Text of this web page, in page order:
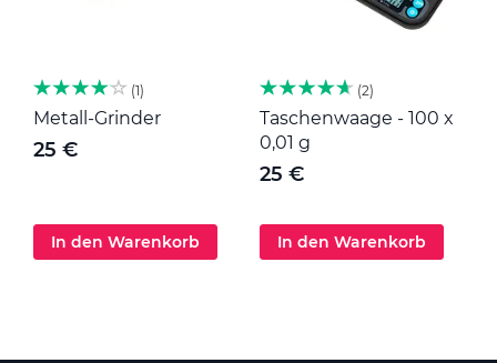
1
Metall-Grinder
25 €
In den Warenkorb
2
Taschenwaage - 100 x
0,01 g
25 €
In den Warenkorb